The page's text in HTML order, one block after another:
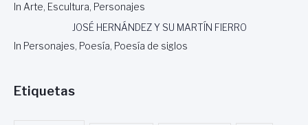
In Arte, Escultura, Personajes
JOSÉ HERNÁNDEZ Y SU MARTÍN FIERRO
In Personajes, Poesía, Poesía de siglos
Etiquetas